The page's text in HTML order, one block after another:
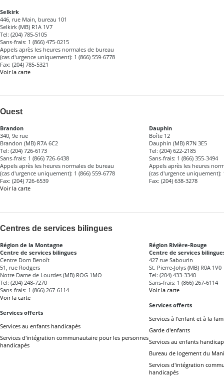
Selkirk
446, rue Main, bureau 101
Selkirk (MB) R1A 1V7
Tel: (204) 785-5105
Sans-frais: 1 (866) 475-0215
Appels après les heures normales de bureau
(cas d'urgence uniquement): 1 (866) 559-6778
Fax: (204) 785-5321
Voir la carte
Ouest
Brandon
340, 9e rue
Brandon (MB) R7A 6C2
Tel: (204) 726-6173
Sans-frais: 1 (866) 726-6438
Appels après les heures normales de bureau
(cas d'urgence uniquement): 1 (866) 559-6778
Fax: (204) 726-6539
Voir la carte
Dauphin
Boîte 12
Dauphin (MB) R7N 3E5
Tel: (204) 622-2185
Sans-frais: 1 (866) 355-3494
Appels après les heures
(cas d'urgence uniquement):
Fax: (204) 638-3278
Centres de services bilingues
Région de la Montagne
Centre de services bilingues
Centre Dom Benoît
51, rue Rodgers
Notre Dame de Lourdes (MB) ROG 1MO
Tel: (204) 248-7270
Sans-frais: 1 (866) 267-6114
Voir la carte
Services offerts
Services au enfants handicapés
Services d'intégration communautaire pour les personnes
handicapés
Région Rivière-Rouge
Centre de services
427 rue Sabourin
St. Pierre-Jolys (MB) R0A 1V0
Tel: (204) 433-3340
Sans-frais: 1 (866) 267-6114
Voir la carte
Services offerts
Services à l'enfant et à la
Garde d'enfants
Services au enfants
Bureau de logement du
Services d'intégration
handicapés